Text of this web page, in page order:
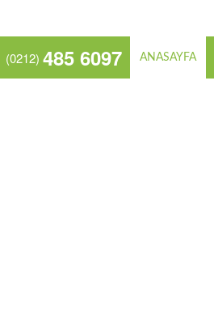
(0212) 485 6097 ANASAYFA